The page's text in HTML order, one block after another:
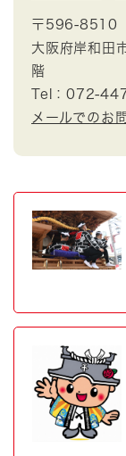
〒596-8510
大阪府岸和田
階
Tel：072-
メールでのお